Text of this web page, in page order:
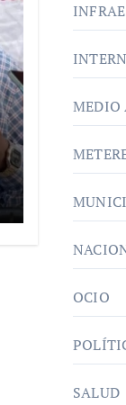
MEDIO
OCIO
SALUD